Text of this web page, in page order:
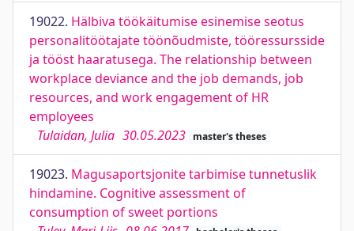
19022. Hälbiva töökäitumise esinemise seotus
personalitöötajate töönõudmiste, tööressursside
ja tööst haaratusega. The relationship between
workplace deviance and the job demands, job
resources, and work engagement of HR
employees
Tulaidan, Julia 30.05.2023 master's theses
19023. Magusaportsjonite tarbimise tunnetuslik
hindamine. Cognitive assessment of
consumption of sweet portions